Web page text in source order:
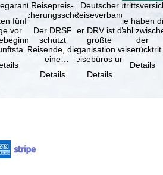
fünf
vor
von
Reisepreis-
Sicherungsschein
Der DRSF
schützt
Reisende, die
eine
oder
Details
Deutscher
Reiseverband
Der DRV ist die
größte
Organisation von
Reisebüros und
Reiseveranstaltern
in …
Details
Sie haben
Wahl
der
(inklusive
Details